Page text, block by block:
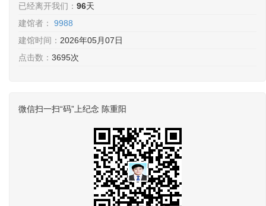
已经离开我们： 96天
建馆者：
9988
建馆时间： 2026年05月07日
点击数： 3695次
微信扫一扫“码”上纪念 陈重阳